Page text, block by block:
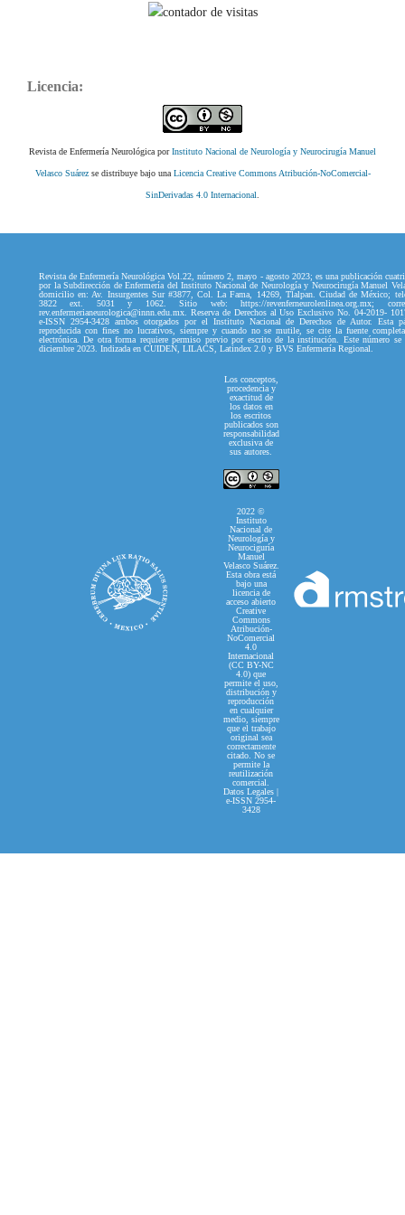
Licencia:
Revista de Enfermería Neurológica porInstituto Nacional de Neurología y Neurocirugía Manuel
Velasco Suárezse distribuye bajo una Licencia Creative Commons Atribución-NoComercial-
SinDerivadas 4.0 Internacional
Revista de Enfermería Neurológica Vol.22, número 2, mayo - agosto 2023; es una publicación
por la Subdirección de Enfermería del Instituto Nacional de Neurología y Neurocirugía Manuel
domicilio en: Av. Insurgentes Sur #3877, Col. La Fama, 14269, Tlalpan. Ciudad de México;
3822 ext. 5031 y 1062. Sitio web: https://revenferneurolenlinea.org.mx;
rev.enfermerianeurologica@innn.edu.mx. Reserva de Derechos al Uso Exclusivo No. 04-2019-
e-ISSN 2954-3428 ambos otorgados por el Instituto Nacional de Derechos de Autor. Esta
reproducida con fines no lucrativos, siempre y cuando no se mutile, se cite la fuente
electrónica. De otra forma requiere permiso previo por escrito de la institución. Este número
diciembre 2023. Indizada en CUIDEN, LILACS, Latindex 2.0 y BVS Enfermería Regional.
Los conceptos,
procedencia y
exactitud de
los datos en
los escritos
publicados son
responsabilidad
exclusiva de
sus autores.
2022 ©
Instituto
Nacional de
Neurología y
Neurociguría
Manuel
Velasco Suárez.
Esta obra está
bajo una
licencia de
acceso abierto
Creative
Commons
Atribución-
NoComercial
4.0
Internacional
(CC BY-NC
4.0) que
permite el uso,
distribución y
reproducción
en cualquier
medio, siempre
que el trabajo
original sea
correctamente
citado. No se
permite la
reutilización
comercial.
Datos Legales |
e-ISSN 2954-
3428